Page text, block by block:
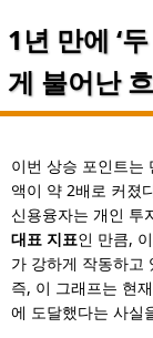
1년 만에 ‘
게 불어난
이번 상승 포인트는
액이 약 2배로 커졌
신용융자는 개인 투
대표 지표인 만큼,
가 강하게 작동하고
즉, 이 그래프는 현
에 도달했다는 사실